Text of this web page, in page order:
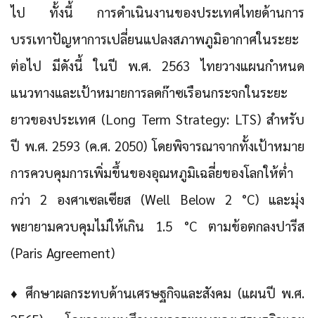
ไป ทั้งนี้ การดำเนินงานของประเทศไทยด้านการ
บรรเทาปัญหาการเปลี่ยนแปลงสภาพภูมิอากาศในระยะ
ต่อไป มีดังนี้ ในปี พ.ศ. 2563 ไทยวางแผนกำหนด
แนวทางและเป้าหมายการลดก๊าซเรือนกระจกในระยะ
ยาวของประเทศ (Long Term Strategy: LTS) สำหรับ
ปี พ.ศ. 2593 (ค.ศ. 2050) โดยพิจารณาจากทั้งเป้าหมาย
การควบคุมการเพิ่มขึ้นของอุณหภูมิเฉลี่ยของโลกให้ต่ำ
กว่า 2 องศาเซลเซียส (Well Below 2 °C) และมุ่ง
พยายามควบคุมไม่ให้เกิน 1.5 °C ตามข้อตกลงปารีส
(Paris Agreement)
♦ ศึกษาผลกระทบด้านเศรษฐกิจและสังคม (แผนปี พ.ศ.